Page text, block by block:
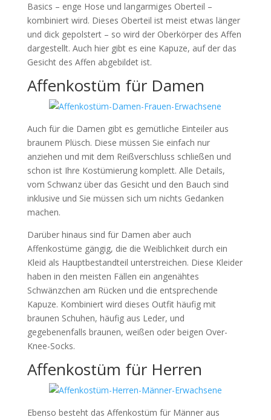
Basics – enge Hose und langarmiges Oberteil –
kombiniert wird. Dieses Oberteil ist meist etwas länger
und dick gepolstert – so wird der Oberkörper des Affen
dargestellt. Auch hier gibt es eine Kapuze, auf der das
Gesicht des Affen abgebildet ist.
Affenkostüm für Damen
Auch für die Damen gibt es gemütliche Einteiler aus
braunem Plüsch. Diese müssen Sie einfach nur
anziehen und mit dem Reißverschluss schließen und
schon ist Ihre Kostümierung komplett. Alle Details,
vom Schwanz über das Gesicht und den Bauch sind
inklusive und Sie müssen sich um nichts Gedanken
machen.
Darüber hinaus sind für Damen aber auch
Affenkostüme gängig, die die Weiblichkeit durch ein
Kleid als Hauptbestandteil unterstreichen. Diese Kleider
haben in den meisten Fällen ein angenähtes
Schwänzchen am Rücken und die entsprechende
Kapuze. Kombiniert wird dieses Outfit häufig mit
braunen Schuhen, häufig aus Leder, und
gegebenenfalls braunen, weißen oder beigen Over-
Knee-Socks.
Affenkostüm für Herren
Ebenso besteht das Affenkostüm für Männer aus